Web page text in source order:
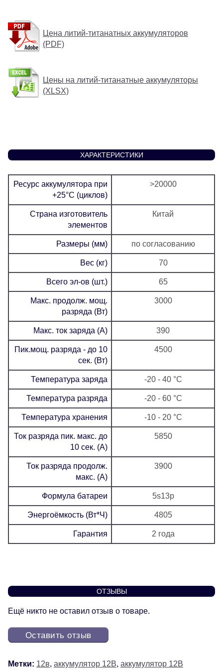
Цена литий-титанатных аккумуляторов
(PDF)
Цены на литий-титанатные аккумуляторы
(XLSX)
ХАРАКТЕРИСТИКИ
Ресурс аккумулятора при
+25°C (циклов)
>20000
Страна изготовитель
элементов
Китай
Размеры (мм) по согласованию
Вес (кг) 70
Всего эл-ов (шт.) 65
Макс. продолж. мощ.
разряда (Вт)
3000
Макс. ток заряда (А) 390
Пик.мощ. разряда - до 10
сек. (Вт)
4500
Температура заряда -20 - 40 °C
Температура разряда -20 - 60 °C
Температура хранения -10 - 20 °C
Ток разряда пик. макс. до
10 сек. (А)
5850
Ток разряда продолж.
макс. (А)
3900
Формула батареи 5s13p
Энергоёмкость (Вт*Ч) 4805
Гарантия 2 года
ОТЗЫВЫ
Ещё никто не оставил отзыв о товаре.
Оставить отзыв
Метки: 12в, аккумулятор 12В, аккумулятор 12В